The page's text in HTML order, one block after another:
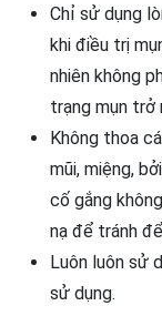
Chỉ sử dụng
khi điều trị
nhiên không
trạng mụn trở
Không thoa
mũi, miệng,
cố gắng
nạ để tránh
Luôn luôn sử
sử dụng.